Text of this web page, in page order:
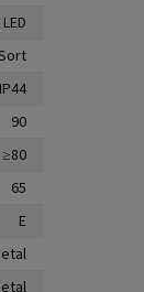
IP44
90
≥80
65
E